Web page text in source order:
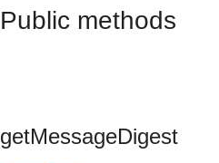
Public methods
getMessageDigest